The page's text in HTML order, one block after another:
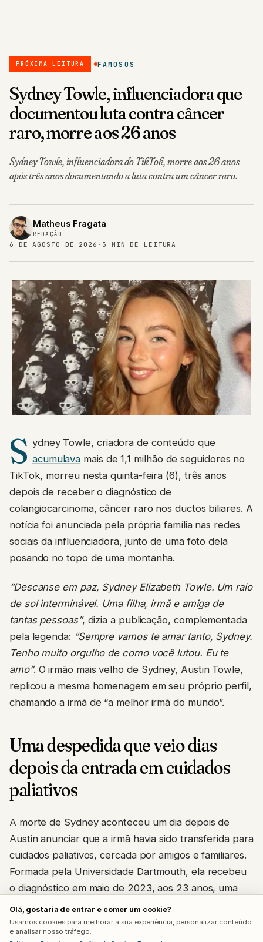
PRÓXIMA LEITURA FAMOSOS
Sydney Towle, influenciadora que
documentou luta contra câncer
raro, morre aos 26 anos
Sydney Towle, influenciadora do TikTok, morre aos 26 anos
após três anos documentando a luta contra um câncer raro.
Matheus Fragata
REDAÇÃO
6 DE AGOSTO DE 2026 · 3 MIN DE LEITURA
S ydney Towle, criadora de conteúdo que
acumulava mais de 1,1 milhão de seguidores no
TikTok, morreu nesta quinta-feira (6), três anos
depois de receber o diagnóstico de
colangiocarcinoma, câncer raro nos ductos biliares. A
notícia foi anunciada pela própria família nas redes
sociais da influenciadora, junto de uma foto dela
posando no topo de uma montanha.
“Descanse em paz, Sydney Elizabeth Towle. Um raio
de sol interminável. Uma filha, irmã e amiga de
tantas pessoas”, dizia a publicação, complementada
pela legenda: “Sempre vamos te amar tanto, Sydney.
Tenho muito orgulho de como você lutou. Eu te
amo”. O irmão mais velho de Sydney, Austin Towle,
replicou a mesma homenagem em seu próprio perfil,
chamando a irmã de “a melhor irmã do mundo”.
Uma despedida que veio dias
depois da entrada em cuidados
paliativos
A morte de Sydney aconteceu um dia depois de
Austin anunciar que a irmã havia sido transferida para
cuidados paliativos, cercada por amigos e familiares.
Formada pela Universidade Dartmouth, ela recebeu
o diagnóstico em maio de 2023, aos 23 anos, uma
idade considerada extremamente rara para esse tipo
específico de câncer, geralmente diagnosticado em
pessoas acima dos 50 anos.
Olá, gostaria de entrar e comer um cookie?
Usamos cookies para melhorar a sua experiência, personalizar conteúdo
e analisar nosso tráfego.